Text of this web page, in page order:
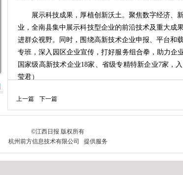
展示科技成果，厚植创新沃土。聚焦数字经济、
业，全南县集中展示科技型企业的前沿技术及重大成
进群众视野。同时，围绕高新技术企业申报、平台和
专班，深入园区企业宣传，打好服务组合拳，助力企
国家级高新技术企业18家、省级专精特新企业7家，
莹君）
上一篇 下一篇